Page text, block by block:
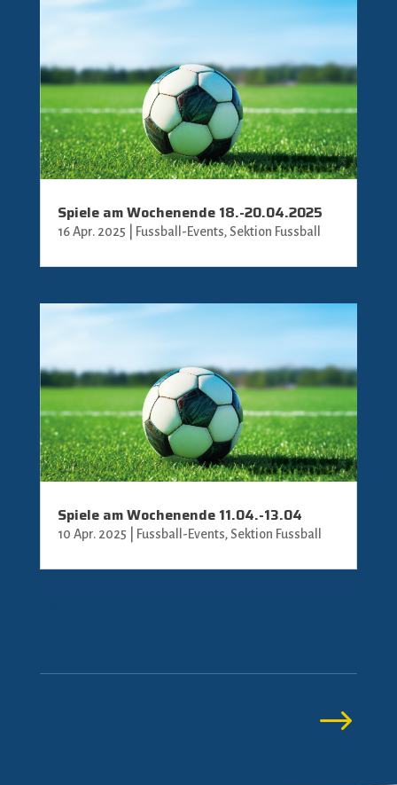
Spiele am Wochenende 18.-20.04.2025
16 Apr. 2025 Fussball-Events, Sektion Fussball
Spiele am Wochenende 11.04.-13.04
10 Apr. 2025 Fussball-Events, Sektion Fussball
$